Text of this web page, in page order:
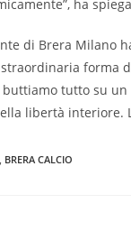
ha
di Brera Milano
forma
tutto su un
libertà interiore.
BRERA CALCIO